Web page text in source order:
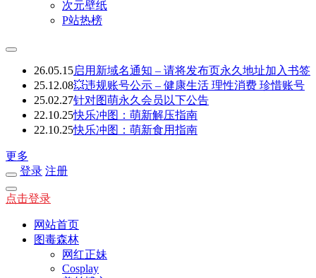
次元壁纸
P站热榜
26.05.15启用新域名通知 – 请将发布页永久地址加入书签
25.12.08💥违规账号公示 – 健康生活 理性消费 珍惜账号
25.02.27针对图萌永久会员以下公告
22.10.25快乐冲图：萌新解压指南
22.10.25快乐冲图：萌新食用指南
更多
登录 注册
点击登录
网站首页
图毒森林
网红正妹
Cosplay